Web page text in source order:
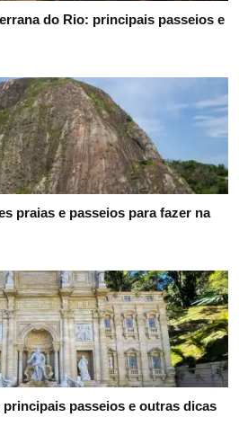
do Rio: principais passeios e
praias e passeios para fazer na
passeios e outras dicas